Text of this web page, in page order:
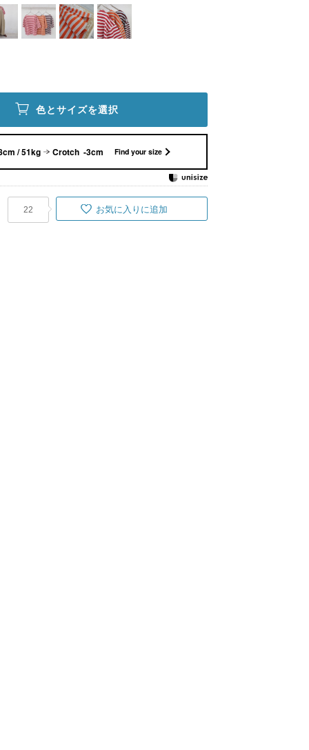
色とサイズを選択
/ 51kg Crotch -3cm Find your size
22 お気に入りに追加